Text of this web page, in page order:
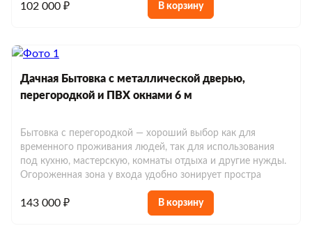
102 000 ₽ В корзину
Дачная Бытовка с металлической дверью,
перегородкой и ПВХ окнами 6 м
Бытовка с перегородкой — хороший выбор как для
временного проживания людей, так для использования
под кухню, мастерскую, комнаты отдыха и другие нужды.
Огороженная зона у входа удобно зонирует простра
143 000 ₽ В корзину